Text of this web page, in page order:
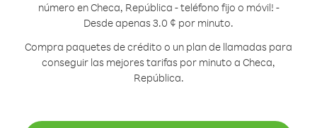
número en Checa, República - teléfono fijo o móvil! -
Desde apenas 3.0 ¢ por minuto.
Compra paquetes de crédito o un plan de llamadas para
conseguir las mejores tarifas por minuto a Checa,
República.